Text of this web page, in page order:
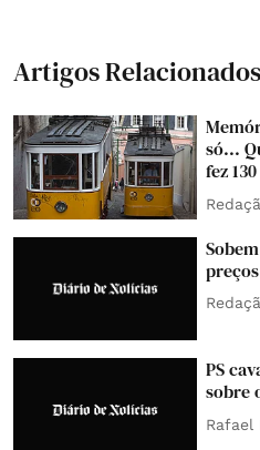
Artigos Relacionados
só...
fez
preços
PS
sobre
Rafael